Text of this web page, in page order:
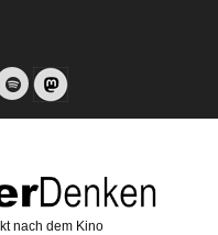
Spotify
nach dem Kino